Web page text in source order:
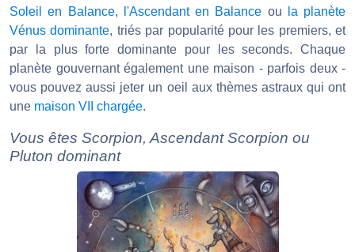
Soleil en Balance, l'Ascendant en Balance ou
la planète
Vénus dominante, triés par popularité pour les premiers, et
par la plus forte dominante pour les seconds. Chaque
planète gouvernant également une maison - parfois deux -
vous pouvez aussi jeter un oeil aux thèmes astraux qui ont
une maison VII chargée.
Vous êtes Scorpion, Ascendant Scorpion ou
Pluton dominant